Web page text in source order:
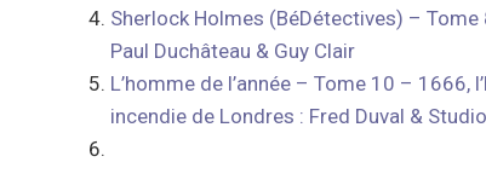
Sherlock Holmes (BéDétectives) – Tome
Paul Duchâteau & Guy Clair
L’homme de l’année – Tome 10 – 1666,
incendie de Londres : Fred Duval &